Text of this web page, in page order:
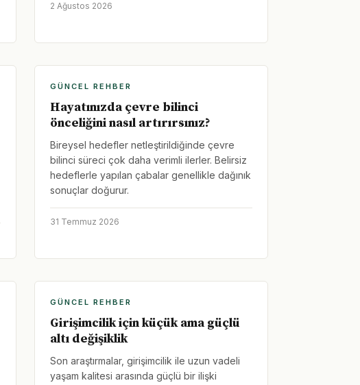
2 Ağustos 2026
GÜNCEL REHBER
Hayatınızda çevre bilinci
önceliğini nasıl artırırsınız?
Bireysel hedefler netleştirildiğinde çevre
bilinci süreci çok daha verimli ilerler. Belirsiz
hedeflerle yapılan çabalar genellikle dağınık
sonuçlar doğurur.
31 Temmuz 2026
GÜNCEL REHBER
Girişimcilik için küçük ama güçlü
altı değişiklik
Son araştırmalar, girişimcilik ile uzun vadeli
yaşam kalitesi arasında güçlü bir ilişki